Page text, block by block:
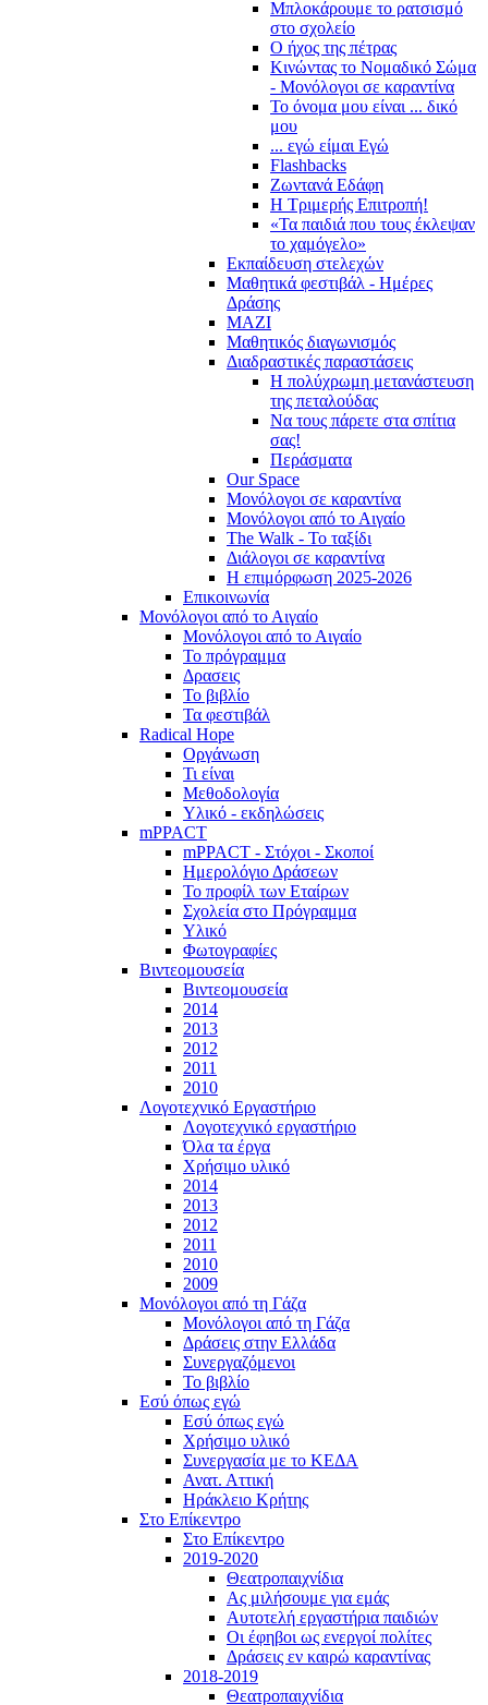
Μπλοκάρουμε το ρατσισμό
στο σχολείο
Ο ήχος της πέτρας
Κινώντας το Νομαδικό Σώμα
- Μονόλογοι σε καραντίνα
Το όνομα μου είναι ... δικό
μου
... εγώ είμαι Εγώ
Flashbacks
Ζωντανά Εδάφη
Η Τριμερής Επιτροπή!
«Τα παιδιά που τους έκλεψαν
το χαμόγελο»
Εκπαίδευση στελεχών
Μαθητικά φεστιβάλ - Ημέρες
Δράσης
ΜΑΖΙ
Μαθητικός διαγωνισμός
Διαδραστικές παραστάσεις
Η πολύχρωμη μετανάστευση
της πεταλούδας
Να τους πάρετε στα σπίτια
σας!
Περάσματα
Our Space
Μονόλογοι σε καραντίνα
Μονόλογοι από το Αιγαίο
The Walk - Το ταξίδι
Διάλογοι σε καραντίνα
Η επιμόρφωση 2025-2026
Επικοινωνία
Μονόλογοι από το Αιγαίο
Μονόλογοι από το Αιγαίο
Το πρόγραμμα
Δρασεις
Το βιβλίο
Τα φεστιβάλ
Radical Hope
Οργάνωση
Τι είναι
Μεθοδολογία
Υλικό - εκδηλώσεις
mPPACT
mPPACT - Στόχοι - Σκοποί
Ημερολόγιο Δράσεων
Το προφίλ των Εταίρων
Σχολεία στο Πρόγραμμα
Υλικό
Φωτογραφίες
Βιντεομουσεία
Βιντεομουσεία
2014
2013
2012
2011
2010
Λογοτεχνικό Εργαστήριο
Λογοτεχνικό εργαστήριο
Όλα τα έργα
Χρήσιμο υλικό
2014
2013
2012
2011
2010
2009
Μονόλογοι από τη Γάζα
Μονόλογοι από τη Γάζα
Δράσεις στην Ελλάδα
Συνεργαζόμενοι
To βιβλίο
Εσύ όπως εγώ
Εσύ όπως εγώ
Χρήσιμο υλικό
Συνεργασία με το ΚΕΔΑ
Ανατ. Αττική
Ηράκλειο Κρήτης
Στο Επίκεντρο
Στο Επίκεντρο
2019-2020
Θεατροπαιχνίδια
Ας μιλήσουμε για εμάς
Αυτοτελή εργαστήρια παιδιών
Οι έφηβοι ως ενεργοί πολίτες
Δράσεις εν καιρώ καραντίνας
2018-2019
Θεατροπαιχνίδια